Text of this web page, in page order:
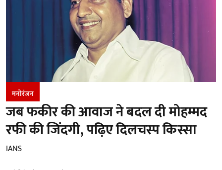
मनोरंजन
जब फकीर की आवाज ने बदल दी मोहम्मद
रफी की जिंदगी, पढ़िए दिलचस्प किस्सा
IANS